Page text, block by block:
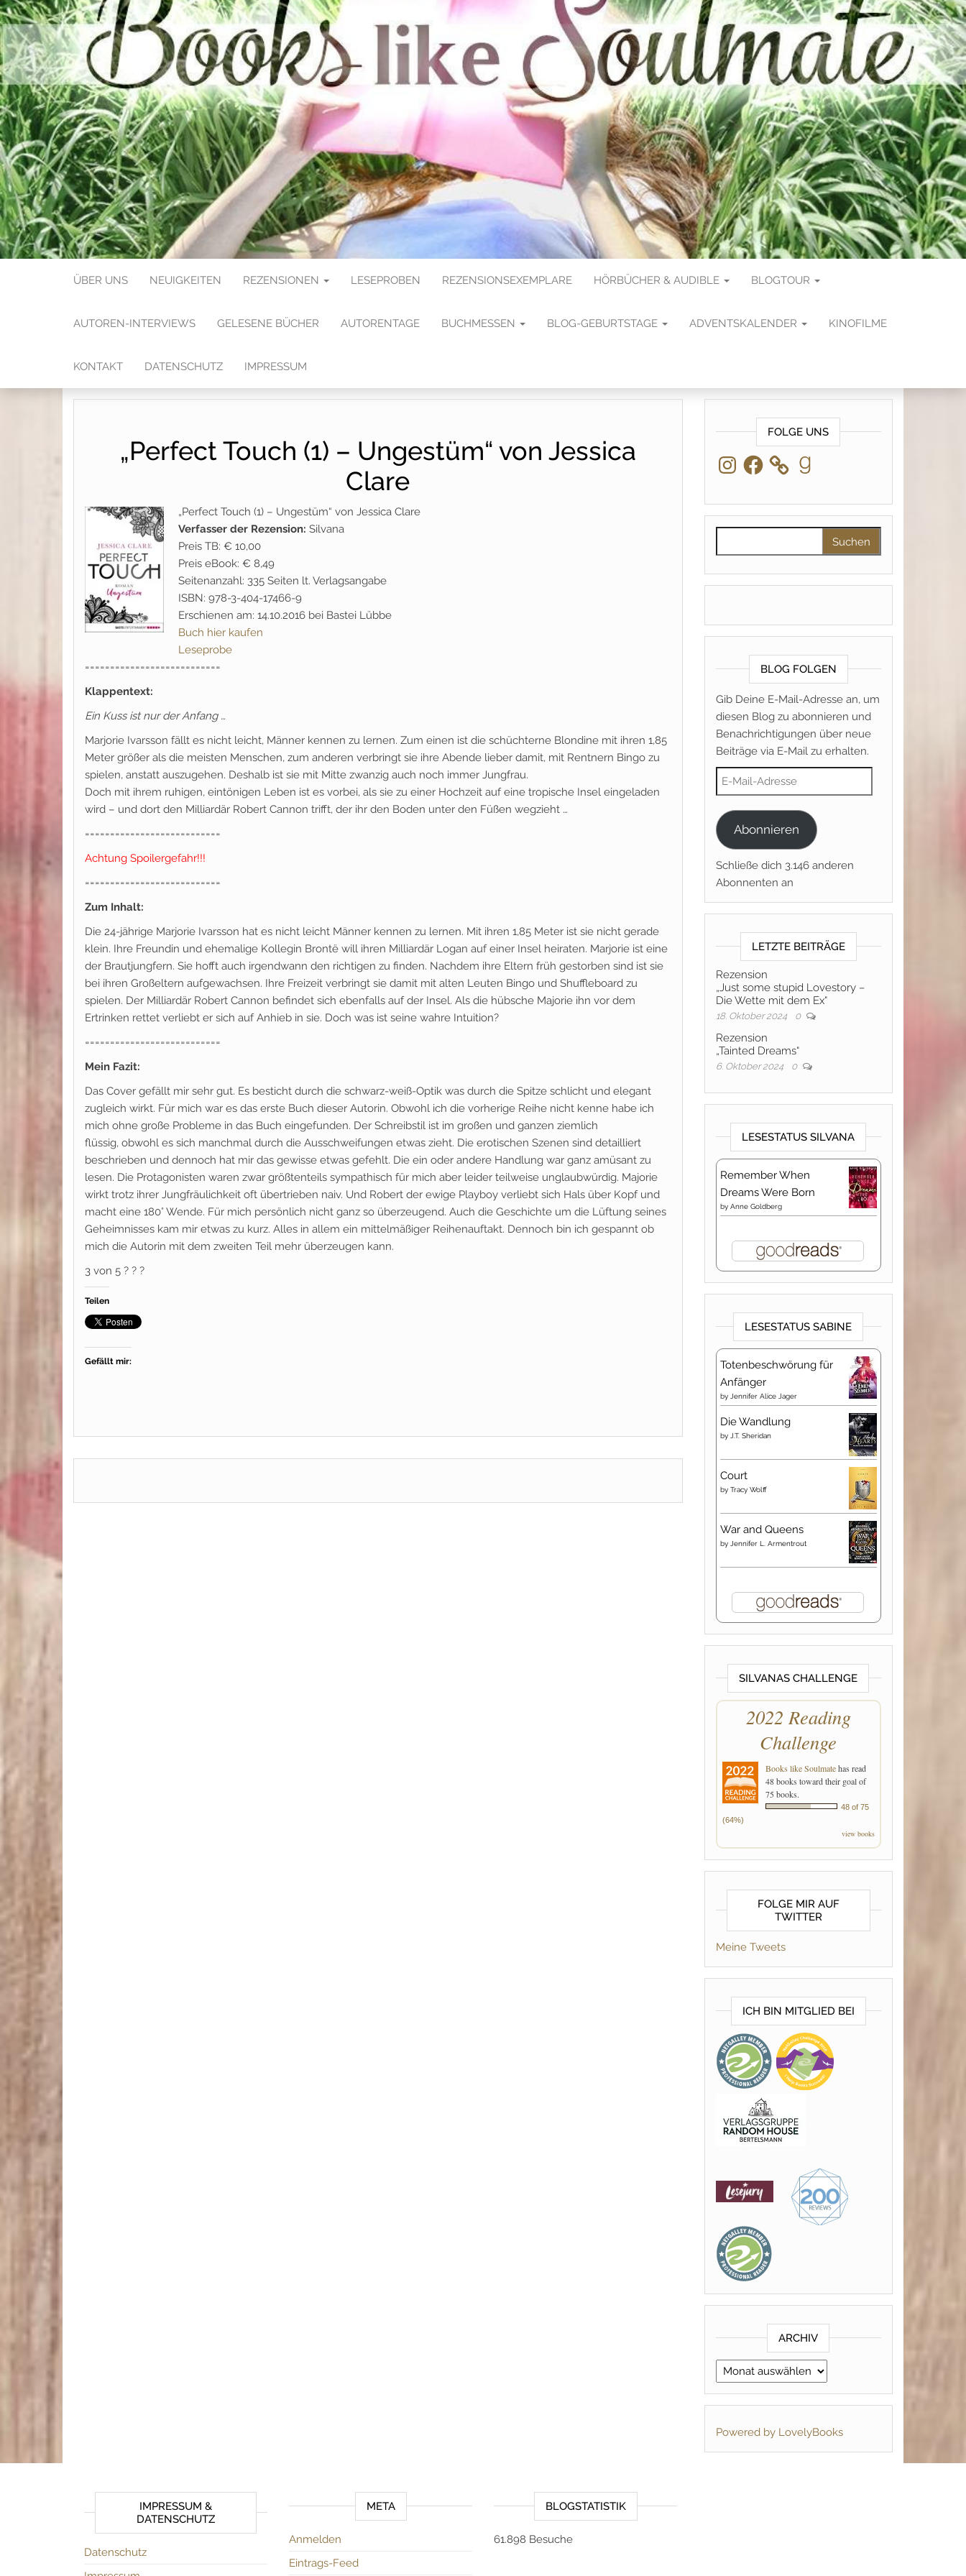
BOOKS LIKE SOULMATE
ÜBER UNS NEUIGKEITEN REZENSIONEN LESEPROBEN REZENSIONSEXEMPLARE HÖRBÜCHER & AUDIBLE BLOGTOUR
AUTOREN-INTERVIEWS GELESENE BÜCHER AUTORENTAGE BUCHMESSEN BLOG-GEBURTSTAGE ADVENTSKALENDER KINOFILME
KONTAKT DATENSCHUTZ IMPRESSUM
„Perfect Touch (1) – Ungestüm“ von Jessica
Clare
„Perfect Touch (1) – Ungestüm“ von Jessica Clare
Verfasser der Rezension: Silvana
Preis TB: € 10,00
Preis eBook: € 8,49
Seitenanzahl: 335 Seiten lt. Verlagsangabe
ISBN: 978-3-404-17466-9
Erschienen am: 14.10.2016 bei Bastei Lübbe
Buch hier kaufen
Leseprobe
===========================
Klappentext:
Ein Kuss ist nur der Anfang …
Marjorie Ivarsson fällt es nicht leicht, Männer kennen zu lernen. Zum einen ist die schüchterne Blondine mit ihren 1,85
Meter größer als die meisten Menschen, zum anderen verbringt sie ihre Abende lieber damit, mit Rentnern Bingo zu
spielen, anstatt auszugehen. Deshalb ist sie mit Mitte zwanzig auch noch immer Jungfrau.
Doch mit ihrem ruhigen, eintönigen Leben ist es vorbei, als sie zu einer Hochzeit auf eine tropische Insel eingeladen
wird – und dort den Milliardär Robert Cannon trifft, der ihr den Boden unter den Füßen wegzieht …
===========================
Achtung Spoilergefahr!!!
===========================
Zum Inhalt:
Die 24-jährige Marjorie Ivarsson hat es nicht leicht Männer kennen zu lernen. Mit ihren 1,85 Meter ist sie nicht gerade
klein. Ihre Freundin und ehemalige Kollegin Brontë will ihren Milliardär Logan auf einer Insel heiraten. Marjorie ist eine
der Brautjungfern. Sie hofft auch irgendwann den richtigen zu finden. Nachdem ihre Eltern früh gestorben sind ist sie
bei ihren Großeltern aufgewachsen. Ihre Freizeit verbringt sie damit mit alten Leuten Bingo und Shuffleboard zu
spielen. Der Milliardär Robert Cannon befindet sich ebenfalls auf der Insel. Als die hübsche Majorie ihn vor dem
Ertrinken rettet verliebt er sich auf Anhieb in sie. Doch was ist seine wahre Intuition?
===========================
Mein Fazit:
Das Cover gefällt mir sehr gut. Es besticht durch die schwarz-weiß-Optik was durch die Spitze schlicht und elegant
zugleich wirkt. Für mich war es das erste Buch dieser Autorin. Obwohl ich die vorherige Reihe nicht kenne habe ich
mich ohne große Probleme in das Buch eingefunden. Der Schreibstil ist im großen und ganzen ziemlich
flüssig, obwohl es sich manchmal durch die Ausschweifungen etwas zieht. Die erotischen Szenen sind detailliert
beschrieben und dennoch hat mir das gewisse etwas gefehlt. Die ein oder andere Handlung war ganz amüsant zu
lesen. Die Protagonisten waren zwar größtenteils sympathisch für mich aber leider teilweise unglaubwürdig. Majorie
wirkt trotz ihrer Jungfräulichkeit oft übertrieben naiv. Und Robert der ewige Playboy verliebt sich Hals über Kopf und
macht eine 180° Wende. Für mich persönlich nicht ganz so überzeugend. Auch die Geschichte um die Lüftung seines
Geheimnisses kam mir etwas zu kurz. Alles in allem ein mittelmäßiger Reihenauftakt. Dennoch bin ich gespannt ob
mich die Autorin mit dem zweiten Teil mehr überzeugen kann.
3 von 5 ? ? ?
Teilen
Gefällt mir:
FOLGE UNS
InstagramFacebook Goodreads
BLOG FOLGEN
Gib Deine E-Mail-Adresse an, um
diesen Blog zu abonnieren und
Benachrichtigungen über neue
Beiträge via E-Mail zu erhalten.
E-Mail-Adresse
Abonnieren
Schließe dich 3.146 anderen
Abonnenten an
LETZTE BEITRÄGE
Rezension
„Just some stupid Lovestory –
Die Wette mit dem Ex“
18. Oktober 2024 0
Rezension
„Tainted Dreams“
6. Oktober 2024 0
LESESTATUS SILVANA
Remember When
Dreams Were Born
by Anne Goldberg
LESESTATUS SABINE
Totenbeschwörung für
Anfänger
by Jennifer Alice Jager
Die Wandlung
by J.T. Sheridan
Court
by Tracy Wolff
War and Queens
by Jennifer L. Armentrout
SILVANAS CHALLENGE
2022 Reading
Challenge
Books like Soulmatehas read
48 books toward their goal of
75 books.
48 of 75
(64%)
view books
FOLGE MIR AUF
TWITTER
Meine Tweets
ICH BIN MITGLIED BEI
ARCHIV
Archiv
Powered by LovelyBooks
IMPRESSUM &
DATENSCHUTZ
Datenschutz
META
Anmelden
Eintrags-Feed
BLOGSTATISTIK
61.898 Besuche